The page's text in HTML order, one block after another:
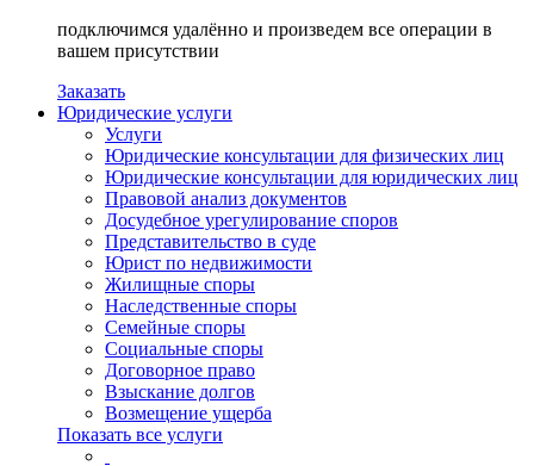
подключимся удалённо и произведем все операции в
вашем присутствии
Заказать
Юридические услуги
Услуги
Юридические консультации для физических лиц
Юридические консультации для юридических лиц
Правовой анализ документов
Досудебное урегулирование споров
Представительство в суде
Юрист по недвижимости
Жилищные споры
Наследственные споры
Семейные споры
Социальные споры
Договорное право
Взыскание долгов
Возмещение ущерба
Показать все услуги